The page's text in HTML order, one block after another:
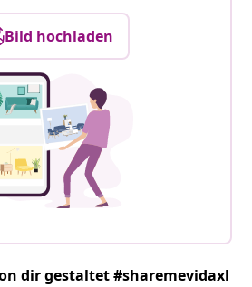
Bild hochladen
dir gestaltet #sharemevidaxl